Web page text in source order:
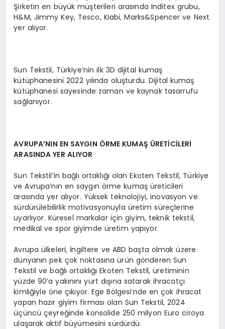
Şirketin en büyük müşterileri arasında Inditex grubu,
H&M, Jimmy Key, Tesco, Kiabi, Marks&Spencer ve Next
yer alıyor.
Sun Tekstil, Türkiye’nin ilk 3D dijital kumaş
kütüphanesini 2022 yılında oluşturdu. Dijital kumaş
kütüphanesi sayesinde zaman ve kaynak tasarrufu
sağlanıyor.
AVRUPA’NIN EN SAYGIN ÖRME KUMAŞ ÜRETİCİLERİ
ARASINDA YER ALIYOR
Sun Tekstil’in bağlı ortaklığı olan Ekoten Tekstil, Türkiye
ve Avrupa’nın en saygın örme kumaş üreticileri
arasında yer alıyor. Yüksek teknolojiyi, inovasyon ve
sürdürülebilirlik motivasyonuyla üretim süreçlerine
uyarlıyor. Küresel markalar için giyim, teknik tekstil,
medikal ve spor giyimde üretim yapıyor.
Avrupa ülkeleri, İngiltere ve ABD başta olmak üzere
dünyanın pek çok noktasına ürün gönderen Sun
Tekstil ve bağlı ortaklığı Ekoten Tekstil, üretiminin
yüzde 90’a yakınını yurt dışına satarak ihracatçı
kimliğiyle öne çıkıyor. Ege Bölgesi’nde en çok ihracat
yapan hazır giyim firması olan Sun Tekstil, 2024
üçüncü çeyreğinde konsolide 250 milyon Euro ciroya
ulaşarak aktif büyümesini sürdürdü.